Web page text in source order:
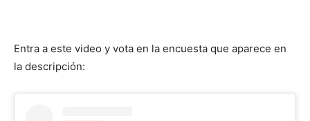
Entra a este video y vota en la encuesta que aparece en
la descripción: